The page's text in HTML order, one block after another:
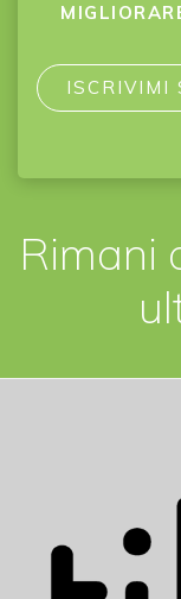
Rimani